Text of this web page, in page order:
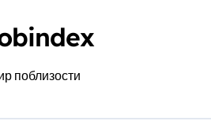
поблизости